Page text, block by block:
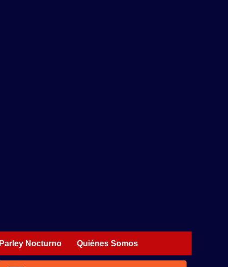
Parley Nocturno Quiénes Somos